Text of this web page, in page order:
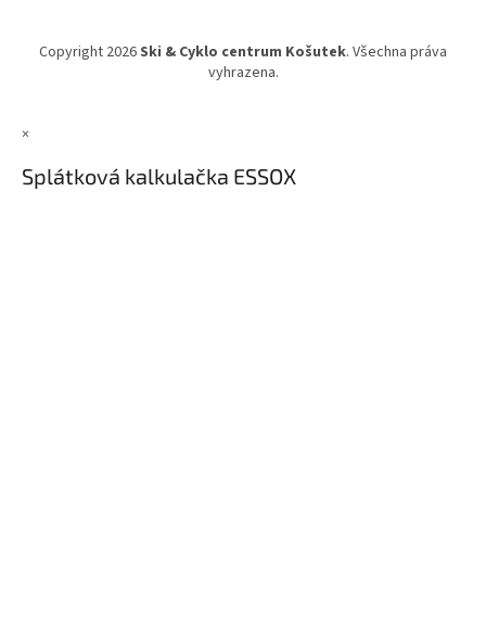
Copyright 2026Ski & Cyklo centrum Košutek. Všechna práva
vyhrazena.
×
Splátková kalkulačka ESSOX